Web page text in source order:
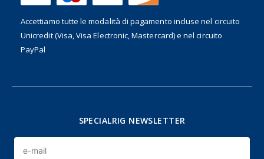
Accettiamo tutte le modalità di pagamento incluse nel circuito
Unicredit (Visa, Visa Electronic, Mastercard) e nel circuito
PayPal
SPECIALRIG NEWSLETTER